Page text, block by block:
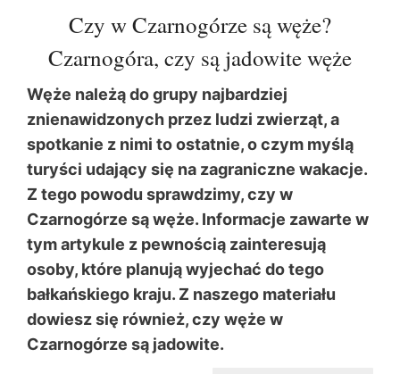
Czy w Czarnogórze są węże?
Czarnogóra, czy są jadowite węże
Węże należą do grupy najbardziej
znienawidzonych przez ludzi zwierząt, a
spotkanie z nimi to ostatnie, o czym myślą
turyści udający się na zagraniczne wakacje.
Z tego powodu sprawdzimy, czy w
Czarnogórze są węże. Informacje zawarte w
tym artykule z pewnością zainteresują
osoby, które planują wyjechać do tego
bałkańskiego kraju. Z naszego materiału
dowiesz się również, czy węże w
Czarnogórze są jadowite.